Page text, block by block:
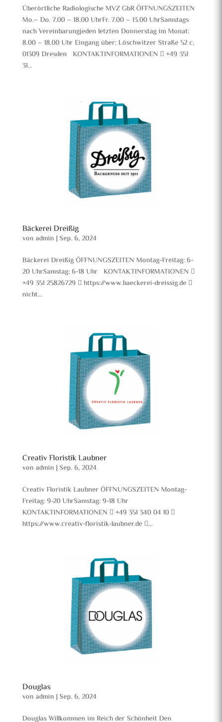
Überörtliche Radiologische MVZ GbR ÖFFNUNGSZEITEN
Mo.– Do. 7.00 – 18.00 UhrFr. 7.00 – 13.00 UhrSamstags
nach Vereinbarungjeden letzten Donnerstag im Monat:
8.00 – 18.00 Uhr Eingang über: Löschwitzer Straße 52 c,
01309 Dresden KONTAKTINFORMATIONEN  +49 351
31...
Bäckerei Dreißig
von admin |Sep. 6, 2024
Bäckerei Dreißig ÖFFNUNGSZEITEN Montag-Freitag: 6-
20 UhrSamstag: 6-18 Uhr KONTAKTINFORMATIONEN 
+49 351 25826729  https://www.baeckerei-dreissig.de 
nicht...
Creativ Floristik Laubner
von admin |Sep. 6, 2024
Creativ Floristik Laubner ÖFFNUNGSZEITEN Montag-
Freitag: 9-20 UhrSamstag: 9-18 Uhr
KONTAKTINFORMATIONEN  +49 351 340 04 10 
https://www.creativ-floristik-laubner.de ...
Douglas
von admin |Sep. 6, 2024
Douglas Willkommen im Reich der Schönheit Den